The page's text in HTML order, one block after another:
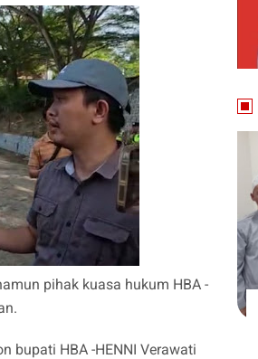
pihak kuasa hukum HBA -
bupati HBA -HENNI Verawati